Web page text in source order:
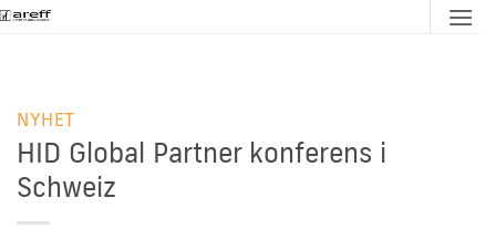
Skip
NYHET
HID Global Partner konferens i
Schweiz